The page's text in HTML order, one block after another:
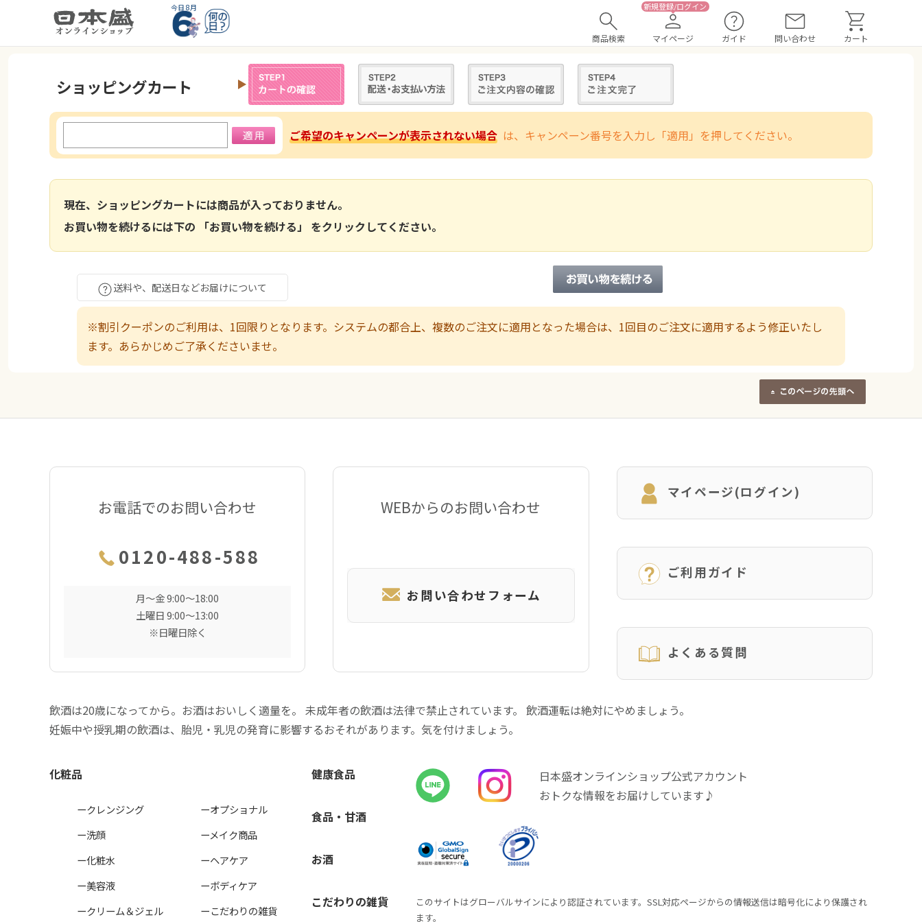
今日 8月
商品検索 マイページ ガイド 問い合わせ カート
ショッピングカート
ご希望のキャンペーンが表示されない場合 は、キャンペーン番号を入力し「適用」を押してください。
現在、ショッピングカートには商品が入っておりません。
お買い物を続けるには下の 「お買い物を続ける」 をクリックしてください。
送料や、配送日などお届けについて
※割引クーポンのご利用は、1回限りとなります。システムの都合上、複数のご注文に適用となった場合は、1回目のご注文に適用するよう修正いたし
ます。あらかじめご了承くださいませ。
お電話でのお問い合わせ
0120-488-588
月〜金 9:00〜18:00
土曜日 9:00〜13:00
※日曜日除く
WEBからのお問い合わせ
お問い合わせフォーム
マイページ(ログイン)
ご利用ガイド
よくある質問
飲酒は20歳になってから。お酒はおいしく適量を。 未成年者の飲酒は法律で禁止されています。 飲酒運転は絶対にやめましょう。
妊娠中や授乳期の飲酒は、胎児・乳児の発育に影響するおそれがあります。気を付けましょう。
化粧品
ークレンジング
ー洗顔
ー化粧水
ー美容液
ークリーム＆ジェル
ーオプショナル
ーメイク商品
ーヘアケア
ーボディケア
ーこだわりの雑貨
健康食品
食品・甘酒
お酒
こだわりの雑貨
日本盛オンラインショップ公式アカウント
おトクな情報をお届けしています♪
このサイトはグローバルサインにより認証されています。SSL対応ページからの情報送信は暗号化により保護され
ます。